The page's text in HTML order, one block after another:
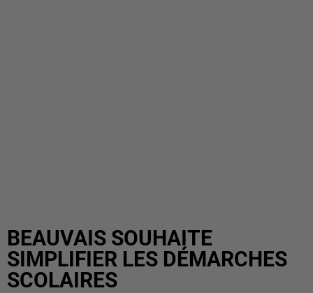
BEAUVAIS SOUHAITE
SIMPLIFIER LES DÉMARCHES
SCOLAIRES